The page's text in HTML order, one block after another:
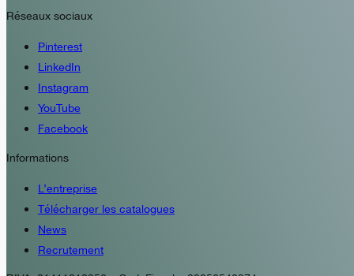
Réseaux sociaux
Pinterest
LinkedIn
Instagram
YouTube
Facebook
Informations
L’entreprise
Télécharger les catalogues
News
Recrutement